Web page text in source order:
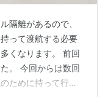
隔離があるので、
って渡航する必要
くなります。 前回
。 今回からは数回
ために持って行く